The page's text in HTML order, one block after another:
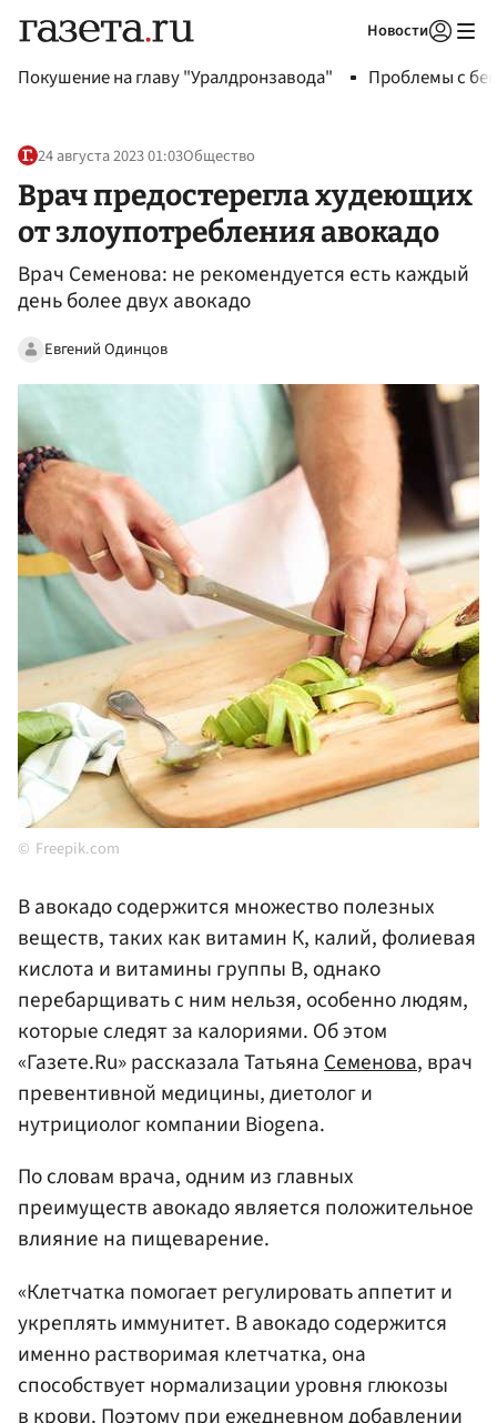
Новости
Покушение на главу "Уралдронзавода" Проблемы с
24 августа 2023 01:03Общество
Врач предостерегла худеющих
от злоупотребления авокадо
Врач Семенова: не рекомендуется есть каждый
день более двух авокадо
Евгений Одинцов
Freepik.com
В авокадо содержится множество полезных
веществ, таких как витамин К, калий, фолиевая
кислота и витамины группы B, однако
перебарщивать с ним нельзя, особенно людям,
которые следят за калориями. Об этом
«Газете.Ru» рассказала ТатьянаСеменова, врач
превентивной медицины, диетолог и
нутрициолог компании Biogena.
По словам врача, одним из главных
преимуществ авокадо является положительное
влияние на пищеварение.
«Клетчатка помогает регулировать аппетит и
укреплять иммунитет. В авокадо содержится
именно растворимая клетчатка, она
способствует нормализации уровня глюкозы
в крови. Поэтому при ежедневном добавлении